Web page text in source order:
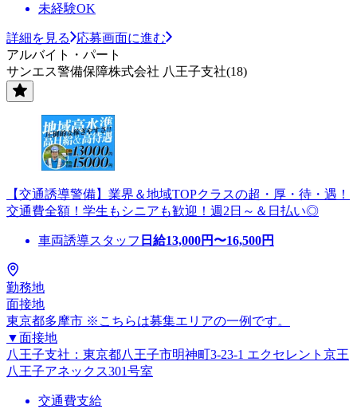
未経験OK
詳細を見る
応募画面に進む
アルバイト・パート
サンエス警備保障株式会社 八王子支社(18)
【交通誘導警備】業界＆地域TOPクラスの超・厚・待・遇！
交通費全額！学生もシニアも歓迎！週2日～＆日払い◎
車両誘導スタッフ 日給13,000円〜16,500円
勤務地
面接地
東京都多摩市 ※こちらは募集エリアの一例です。
▼面接地
八王子支社：東京都八王子市明神町3-23-1 エクセレント京王
八王子アネックス301号室
交通費支給